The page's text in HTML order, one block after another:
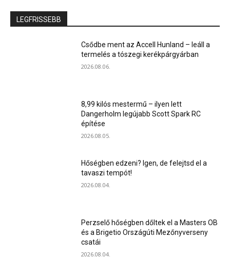
LEGFRISSEBB
Csődbe ment az Accell Hunland – leáll a
termelés a tószegi kerékpárgyárban
2026.08.06.
8,99 kilós mestermű – ilyen lett
Dangerholm legújabb Scott Spark RC
építése
2026.08.05.
Hőségben edzeni? Igen, de felejtsd el a
tavaszi tempót!
2026.08.04.
Perzselő hőségben dőltek el a Masters OB
és a Brigetio Országúti Mezőnyverseny
csatái
2026.08.04.